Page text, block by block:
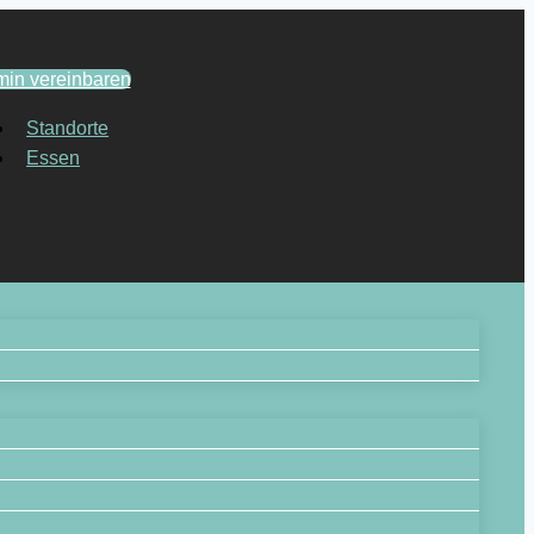
vereinbaren
Standorte
Essen